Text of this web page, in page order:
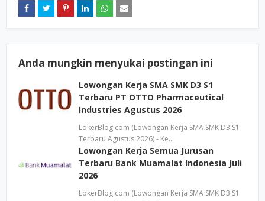
Anda mungkin menyukai postingan ini
Lowongan Kerja SMA SMK D3 S1
Terbaru PT OTTO Pharmaceutical
Industries Agustus 2026
LokerBlog.com (Lowongan Kerja SMA SMK D3 S1
Terbaru Agustus 2026) - Ke…
Lowongan Kerja Semua Jurusan
Terbaru Bank Muamalat Indonesia Juli
2026
LokerBlog.com (Lowongan Kerja SMA SMK D3 S1